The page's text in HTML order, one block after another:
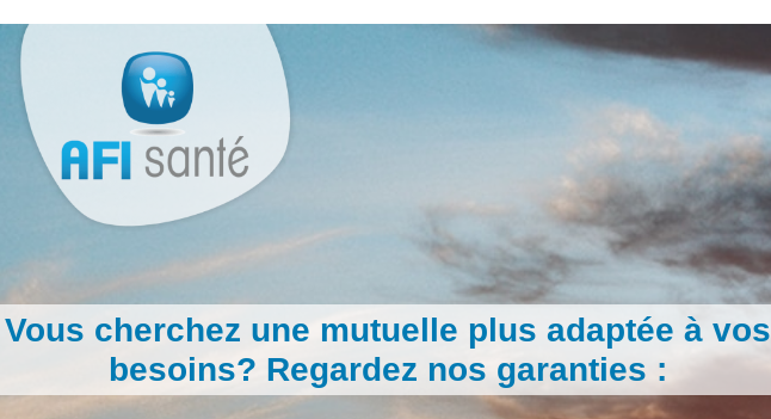
contenu
Vous cherchez une mutuelle plus adaptée à vos
besoins? Regardez nos garanties :